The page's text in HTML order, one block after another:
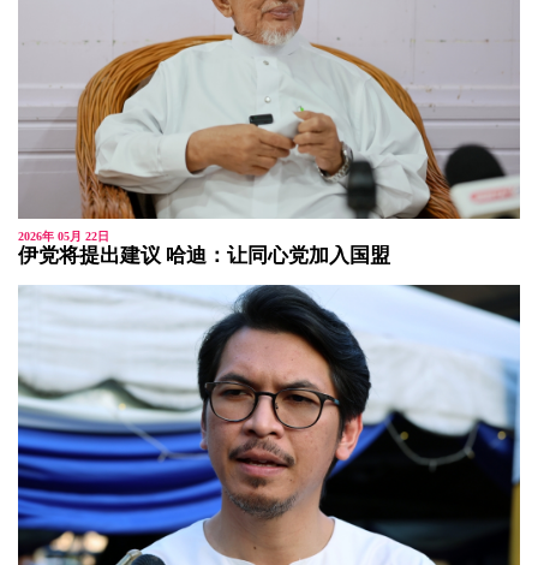
2026年 05月 22日
伊党将提出建议 哈迪：让同心党加入国盟